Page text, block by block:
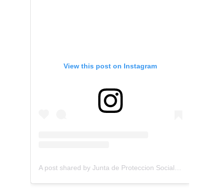
View this post on Instagram